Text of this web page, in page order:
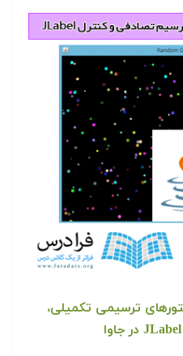
ترسیمی تکمیلی،